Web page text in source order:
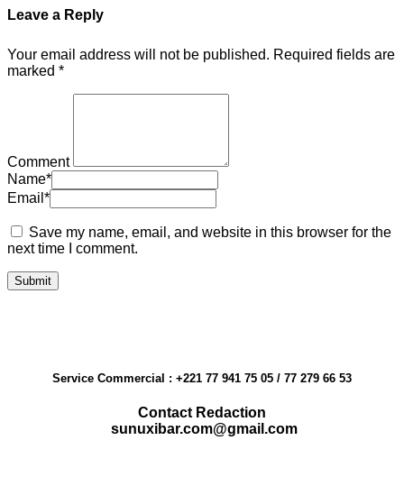
Leave a Reply
Your email address will not be published. Required fields are
marked *
Comment
Name*
Email *
Save my name, email, and website in this browser for the
next time I comment.
Service Commercial : +221 77 941 75 05 / 77 279 66 53
Contact Redaction
sunuxibar.com@gmail.com